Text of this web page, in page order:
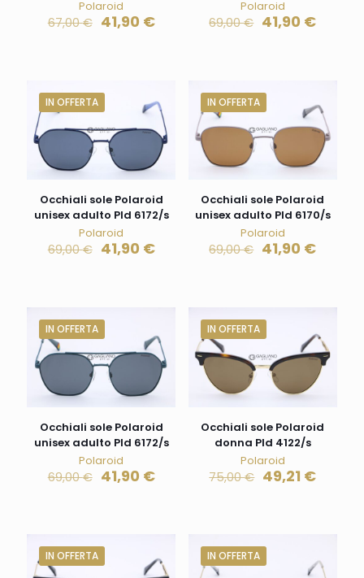
Polaroid
67,00€ 41,90 €
Polaroid
69,00€ 41,90 €
IN OFFERTA
Occhiali sole Polaroid
unisex adulto Pld 6172/s
Polaroid
69,00€ 41,90 €
IN OFFERTA
Occhiali sole Polaroid
unisex adulto Pld 6170/s
Polaroid
69,00€ 41,90 €
IN OFFERTA
Occhiali sole Polaroid
unisex adulto Pld 6172/s
Polaroid
69,00€ 41,90 €
IN OFFERTA
Occhiali sole Polaroid
donna Pld 4122/s
Polaroid
75,00€ 49,21 €
IN OFFERTA IN OFFERTA